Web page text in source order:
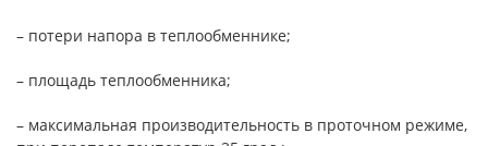
– потери напора в теплообменнике;
– площадь теплообменника;
– максимальная производительность в проточном режиме,